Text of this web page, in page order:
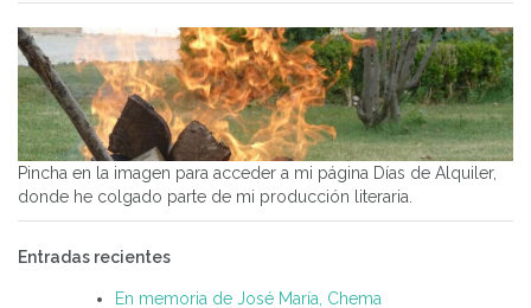
Pincha en la imagen para acceder a mi página Días de Alquiler,
donde he colgado parte de mi producción literaria.
Entradas recientes
En memoria de José María, Chema